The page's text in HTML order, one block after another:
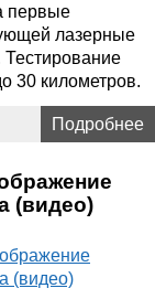
первые
лазерные
Тестирование
30 километров.
Подробнее
(видео)